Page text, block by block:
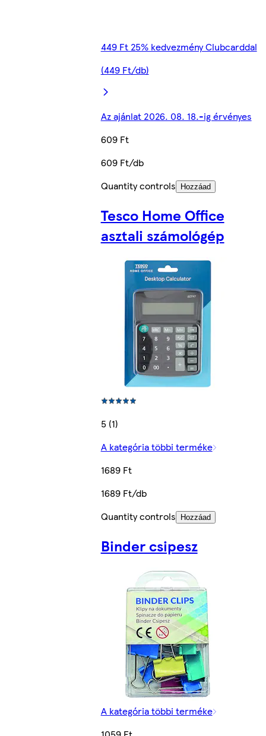
449 Ft 25% kedvezmény Clubcarddal
(449 Ft/db)
Az ajánlat 2026. 08. 18.-ig érvényes
609 Ft
609 Ft/db
Quantity controls
Hozzáad
Tesco Home Office
asztali számológép
5 (1)
A kategória többi terméke
1689 Ft
1689 Ft/db
Quantity controls
Hozzáad
Binder csipesz
A kategória többi terméke